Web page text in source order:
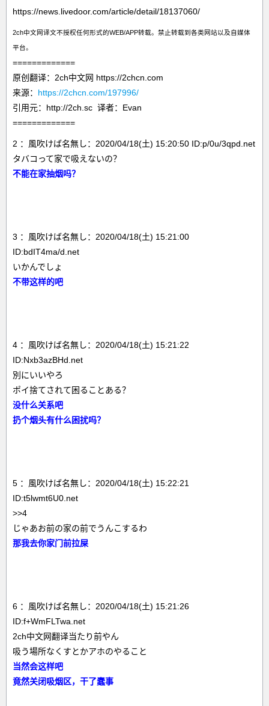
https://news.livedoor.com/article/detail/18137060/
2ch中文网译文不授权任何形式的WEB/APP转载。禁止转载到各类网站以及自媒体
平台。
=============
原创翻译：2ch中文网 https://2chcn.com
来源： https://2chcn.com/197996/
引用元：http://2ch.sc 译者：Evan
=============
2 ：風吹けば名無し：2020/04/18(土) 15:20:50 ID:p/0u/3qpd.net
タバコって家で吸えないの？
不能在家抽烟吗？
3 ：風吹けば名無し：2020/04/18(土) 15:21:00
ID:bdIT4ma/d.net
いかんでしょ
不带这样的吧
4 ：風吹けば名無し：2020/04/18(土) 15:21:22
ID:Nxb3azBHd.net
別にいいやろ
ポイ捨てされて困ることある？
没什么关系吧
扔个烟头有什么困扰吗？
5 ：風吹けば名無し：2020/04/18(土) 15:22:21
ID:t5lwmt6U0.net
>>4
じゃあお前の家の前でうんこするわ
那我去你家门前拉屎
6 ：風吹けば名無し：2020/04/18(土) 15:21:26
ID:f+WmFLTwa.net
2ch中文网翻译当たり前やん
吸う場所なくすとかアホのやること
当然会这样吧
竟然关闭吸烟区，干了蠢事